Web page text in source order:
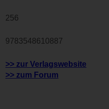
256
9783548610887
>> zur Verlagswebsite
>> zum Forum